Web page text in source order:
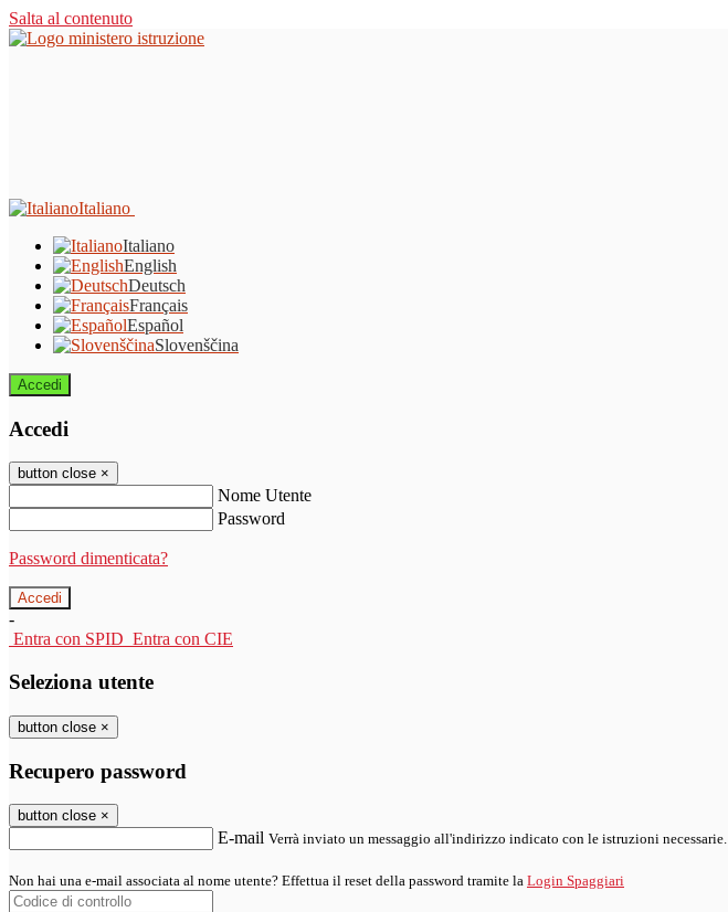
Salta al contenuto
Italiano
Italiano
English
Deutsch
Français
Español
Slovenščina
Accedi
Accedi
button close ×
Nome Utente
Password
Password dimenticata?
-
Entra con SPID Entra con CIE
Seleziona utente
button close ×
Recupero password
button close ×
E-mail Verrà inviato un messaggio all'indirizzo indicato con le istruzioni necessarie.
Non hai una e-mail associata al nome utente? Effettua il reset della password tramite la Login Spaggiari